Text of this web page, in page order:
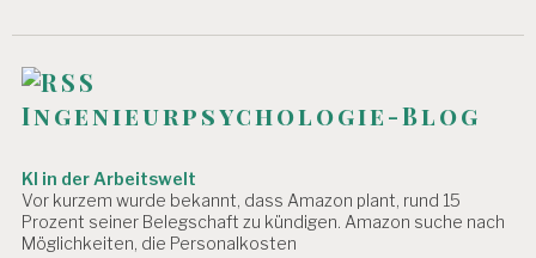
S
E
I
U
G
a
t
i
o
Ingenieurpsychologie-Blog
KI in der Arbeitswelt
Vor kurzem wurde bekannt, dass Amazon plant, rund 15
Prozent seiner Belegschaft zu kündigen. Amazon suche nach
Möglichkeiten, die Personalkosten